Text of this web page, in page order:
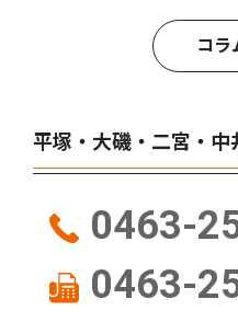
コラ
平塚・大磯・二宮・中
0463-
0463-